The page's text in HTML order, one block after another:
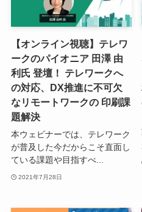
【オンライン視聴】テレワ
ークのパイオニア 田澤 由
利氏 登壇！ テレワークへ
の対応、DX推進に不可欠
なリモートワークの 印刷課
題解決
本ウェビナーでは、テレワーク
が普及した今だからこそ直面し
ている課題や目指すべ...
2021年7月28日